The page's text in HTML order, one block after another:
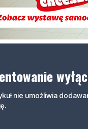
nie umożliwia